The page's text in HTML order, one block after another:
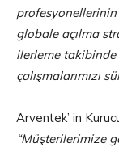
profesyonellerinin
globale açılma
ilerleme
çalışmalarımızı
Arventek’ in
“Müşterilerimize